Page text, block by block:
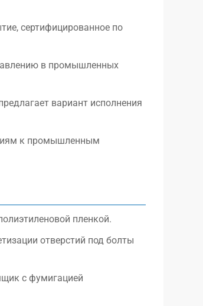
сертифицированное по
в промышленных
вариант исполнения
к промышленным
пленкой.
отверстий под болты
с фумигацией